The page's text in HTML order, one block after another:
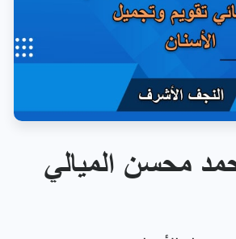
محسن الميالي